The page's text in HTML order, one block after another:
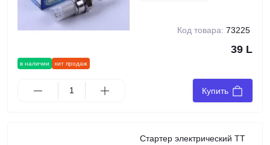
в наличии хит продаж
Код товара: 73225
39 L
Купить
Стартер электрический TT